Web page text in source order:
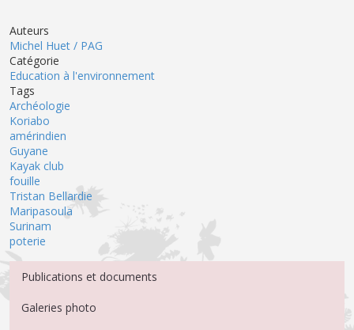
Auteurs
Michel Huet / PAG
Catégorie
Education à l'environnement
Tags
Archéologie
Koriabo
amérindien
Guyane
Kayak club
fouille
Tristan Bellardie
Maripasoula
Surinam
poterie
Menu Médiathèque
Publications et documents
Galeries photo